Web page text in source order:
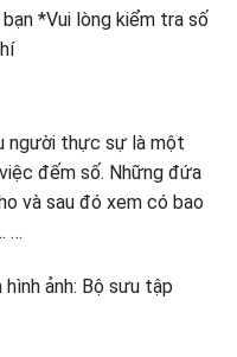
*Vui lòng kiểm tra số
người thực sự là một
đếm số. Những đứa
và sau đó xem có bao
…